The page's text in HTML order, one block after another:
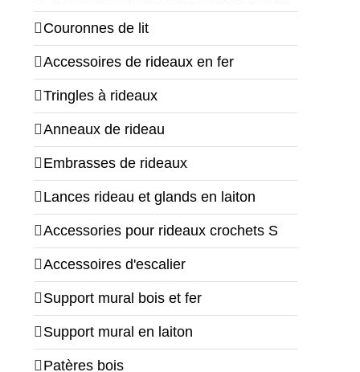
Couronnes de lit
Accessoires de rideaux en fer
Tringles à rideaux
Anneaux de rideau
Embrasses de rideaux
Lances rideau et glands en laiton
Accessories pour rideaux crochets S
Accessoires d'escalier
Support mural bois et fer
Support mural en laiton
Patères bois